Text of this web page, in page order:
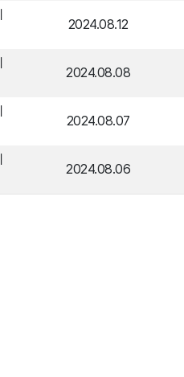
2024.08.12
2024.08.08
2024.08.07
2024.08.06